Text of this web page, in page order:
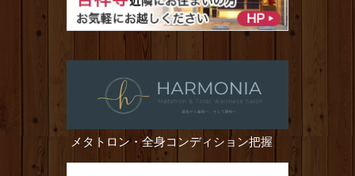
メタトロン・全身コンディション把握